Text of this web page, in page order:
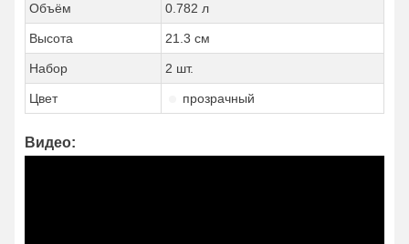
Объём 0.782 л
Высота 21.3 см
Набор 2 шт.
Цвет прозрачный
Видео: